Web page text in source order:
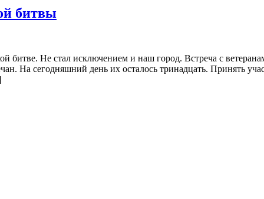
битвы
битве. Не стал исключением и наш город. Встреча с
На сегодняшний день их осталось тринадцать. Принять